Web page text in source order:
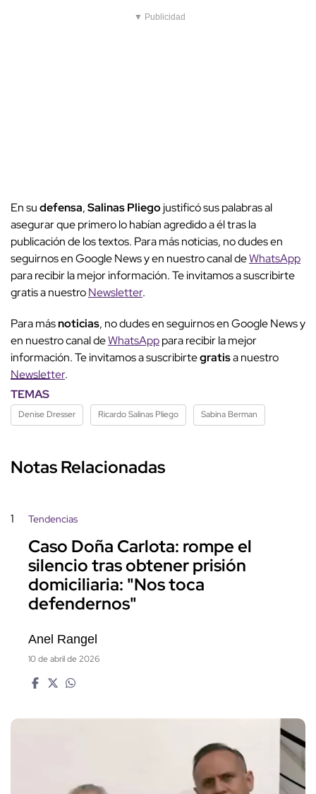
▼ Publicidad
En sudefensa,Salinas Pliegojustificó sus palabras al
asegurar que primero lo habían agredido a él tras la
publicación de los textos. Para más noticias, no dudes en
seguirnos en Google News y en nuestro canal deWhatsApp
para recibir la mejor información. Te invitamos a suscribirte
gratis a nuestroNewsletter.
Para másnoticias, no dudes en seguirnos en Google News y
en nuestro canal deWhatsApppara recibir la mejor
información. Te invitamos a suscribirtegratisa nuestro
Newsletter.
TEMAS
Denise Dresser Ricardo Salinas Pliego Sabina Berman
Notas Relacionadas
1 Tendencias
Caso Doña Carlota: rompe el
silencio tras obtener prisión
domiciliaria: "Nos toca
defendernos"
Anel Rangel
10 de abril de 2026